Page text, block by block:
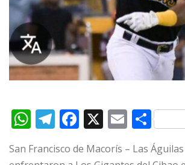
W
h
at
T
e
F
a
c
X E
m
ai
C
o
m
San Francisco de Macorís – Las